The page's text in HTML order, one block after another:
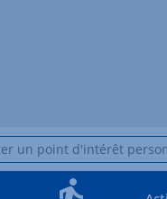
un point d'intérêt